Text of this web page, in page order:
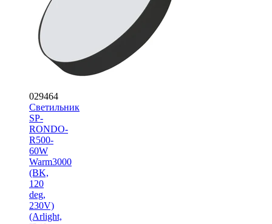
029464
Светильник
SP-
RONDO-
R500-
60W
Warm3000
(BK,
120
deg,
230V)
(Arlight,